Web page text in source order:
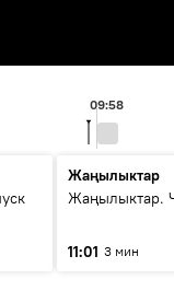
09:58
Жаңылыктар
Жаңылыктар.
11:01 3 мин